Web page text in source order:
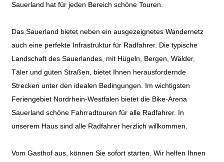
Sauerland hat für jeden Bereich schöne Touren.
Das Sauerland bietet neben ein ausgezeignetes Wandernetz
auch eine perfekte Infrastruktur für Radfahrer. Die typische
Landschaft des Sauerlandes, mit Hügeln, Bergen, Wälder,
Täler und guten Straßen, bietet Ihnen herausfordernde
Strecken unter den idealen Bedingungen. Im wichtigsten
Feriengebiet Nordrhein-Westfalen bietet die Bike-Arena
Sauerland schöne Fahrradtouren für alle Radfahrer. In
unserem Haus sind alle Radfahrer herzlich willkommen.
Vom Gasthof aus, können Sie sofort starten. Wir helfen Ihnen